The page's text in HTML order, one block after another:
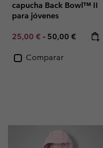
capucha Back Bowl™ II
para jóvenes
Minimum sale price:
25,00 € - Maximum price:
50,00 €
Comparar